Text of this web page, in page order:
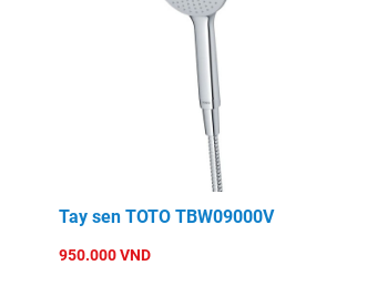
Tay sen TOTO TBW09000V
950.000 VND